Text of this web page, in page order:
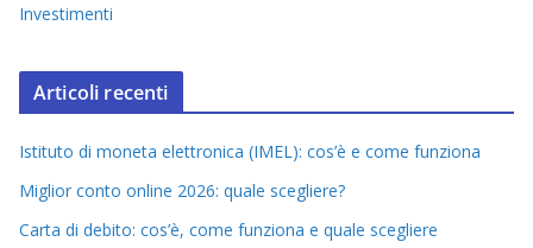
Investimenti
Articoli recenti
Istituto di moneta elettronica (IMEL): cos’è e come funziona
Miglior conto online 2026: quale scegliere?
Carta di debito: cos’è, come funziona e quale scegliere